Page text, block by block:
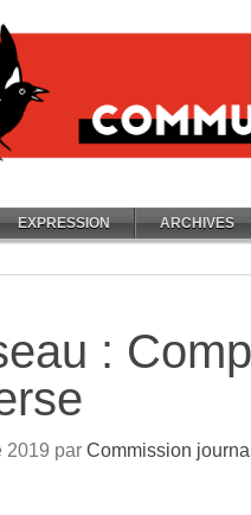
EXPRESSION ARCHIVES
:
2019 par Commission journal